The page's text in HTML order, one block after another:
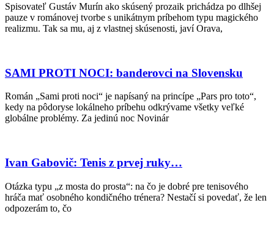
Spisovateľ Gustáv Murín ako skúsený prozaik prichádza po dlhšej
pauze v románovej tvorbe s unikátnym príbehom typu magického
realizmu. Tak sa mu, aj z vlastnej skúsenosti, javí Orava,
SAMI PROTI NOCI: banderovci na Slovensku
Román „Sami proti noci“ je napísaný na princípe „Pars pro toto“,
kedy na pôdoryse lokálneho príbehu odkrývame všetky veľké
globálne problémy. Za jedinú noc Novinár
Ivan Gabovič: Tenis z prvej ruky…
Otázka typu „z mosta do prosta“: na čo je dobré pre tenisového
hráča mať osobného kondičného trénera? Nestačí si povedať, že len
odpozerám to, čo